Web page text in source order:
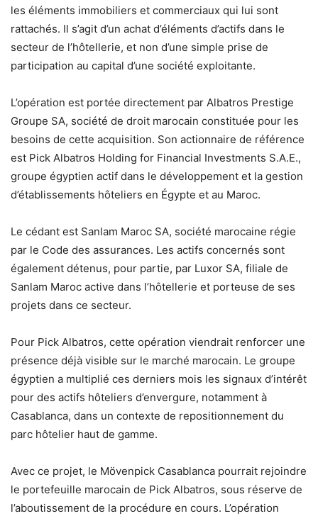
les éléments immobiliers et commerciaux qui lui sont
rattachés. Il s’agit d’un achat d’éléments d’actifs dans le
secteur de l’hôtellerie, et non d’une simple prise de
participation au capital d’une société exploitante.
L’opération est portée directement par Albatros Prestige
Groupe SA, société de droit marocain constituée pour les
besoins de cette acquisition. Son actionnaire de référence
est Pick Albatros Holding for Financial Investments S.A.E.,
groupe égyptien actif dans le développement et la gestion
d’établissements hôteliers en Égypte et au Maroc.
Le cédant est Sanlam Maroc SA, société marocaine régie
par le Code des assurances. Les actifs concernés sont
également détenus, pour partie, par Luxor SA, filiale de
Sanlam Maroc active dans l’hôtellerie et porteuse de ses
projets dans ce secteur.
Pour Pick Albatros, cette opération viendrait renforcer une
présence déjà visible sur le marché marocain. Le groupe
égyptien a multiplié ces derniers mois les signaux d’intérêt
pour des actifs hôteliers d’envergure, notamment à
Casablanca, dans un contexte de repositionnement du
parc hôtelier haut de gamme.
Avec ce projet, le Mövenpick Casablanca pourrait rejoindre
le portefeuille marocain de Pick Albatros, sous réserve de
l’aboutissement de la procédure en cours. L’opération